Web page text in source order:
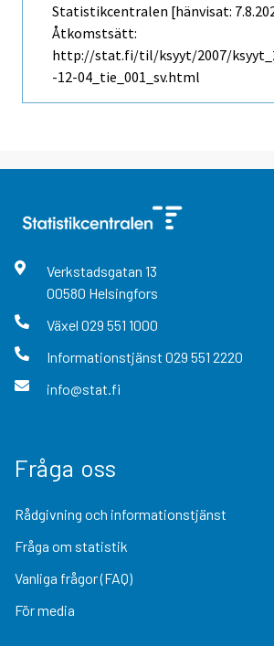
Statistikcentralen [hänvisat:
Åtkomstsätt:
http://stat.fi/til/ksyyt/2007/
-12-04_tie_001_sv.html
Verkstadsgatan 13
00580 Helsingfors
Växel 029 551 1000
Informationstjänst 029 551 2220
info@stat.fi
Fråga oss
Rådgivning och informationstjänst
Fråga om statistik
Vanliga frågor (FAQ)
För media